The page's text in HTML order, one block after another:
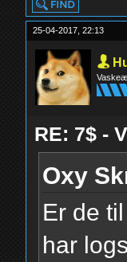
25-04-2017, 22:13
RE: 7$ -
Oxy
Er de
har